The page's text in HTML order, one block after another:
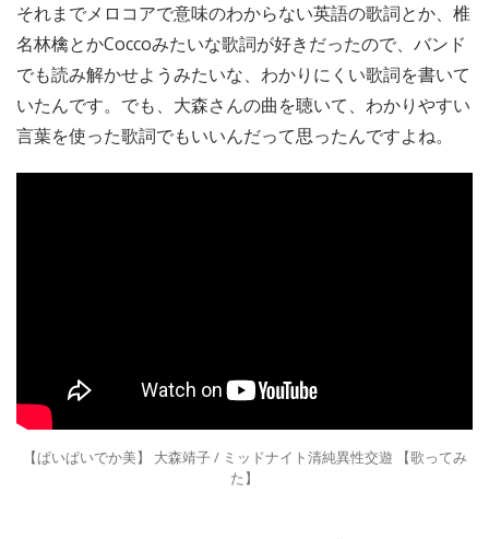
それまでメロコアで意味のわからない英語の歌詞とか、椎
名林檎とかCoccoみたいな歌詞が好きだったので、バンド
でも読み解かせようみたいな、わかりにくい歌詞を書いて
いたんです。でも、大森さんの曲を聴いて、わかりやすい
言葉を使った歌詞でもいいんだって思ったんですよね。
【ぱいぱいでか美】 大森靖子 / ミッドナイト清純異性交遊 【歌ってみ
た】